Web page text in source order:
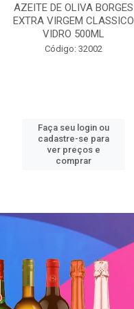
AZEITE DE OLIVA BORGES
EXTRA VIRGEM CLASSICO
VIDRO 500ML
Código: 32002
Faça seu login ou
cadastre-se para
ver preços e
comprar